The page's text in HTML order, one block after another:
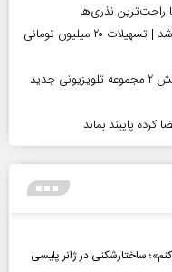
راحت‌ترین نذری‌ها
ثبت‌نام وام اربعین بازنشستگان کشوری آغاز شد | تسهیلات ۲۰ میلیون تومانی
هنرمند منحصر‌به‌فردی را از دست دادیم/ پخش ۲ مجموعه تلویزیونی جدید
کرده پایبند بماند
ساختارشکنی در ژانر پلیسی